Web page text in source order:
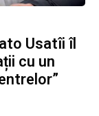
Usatîi îl
cu un